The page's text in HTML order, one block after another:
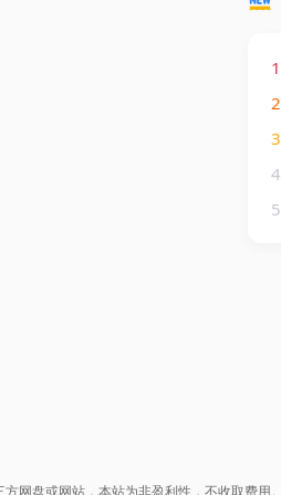
1
2
3
4
5
网盘或网站，本站为非盈利性，不收取费用。